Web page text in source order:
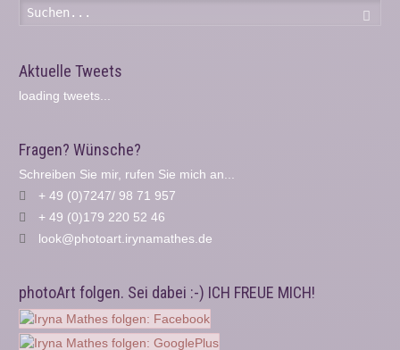
Aktuelle Tweets
loading tweets...
Fragen? Wünsche?
Schreiben Sie mir, rufen Sie mich an...
+ 49 (0)7247/ 98 71 957
+ 49 (0)179 220 52 46
look@photoart.irynamathes.de
photoArt folgen. Sei dabei :-) ICH FREUE MICH!